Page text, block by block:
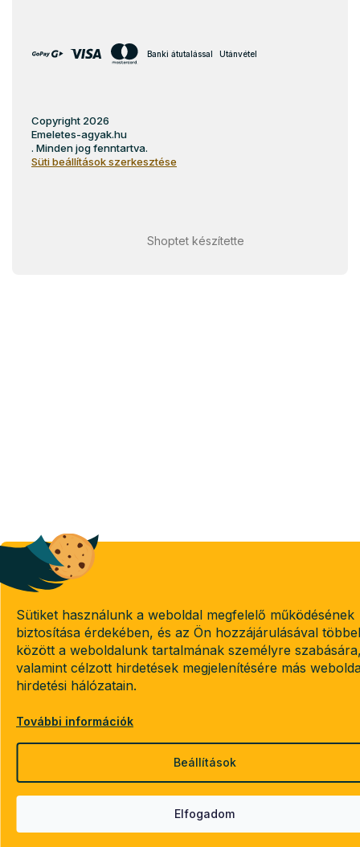
Sütiket használunk a weboldal megfelelő működésének
biztosítása érdekében, és az Ön hozzájárulásával
között a weboldalunk tartalmának személyre
valamint célzott hirdetések megjelenítésére más
hirdetési hálózatain.
További információk
Beállítások
Elfogadom
Banki átutalással Utánvétel
Shoptet készítette
Copyright 2026
Emeletes-agyak.hu
. Minden jog fenntartva.
Süti beállítások szerkesztése